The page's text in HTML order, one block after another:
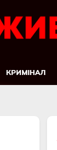
КРИМІНАЛ